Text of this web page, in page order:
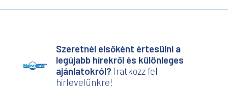
Szeretnél elsőként értesülni a
legújabb hírekről és különleges
ajánlatokról? Iratkozz fel
hírlevelünkre!